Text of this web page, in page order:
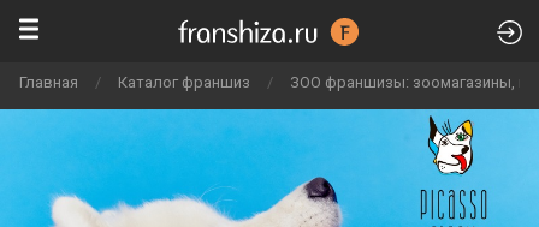
Главная / Каталог франшиз / ЗОО франшизы: зоомагазины,